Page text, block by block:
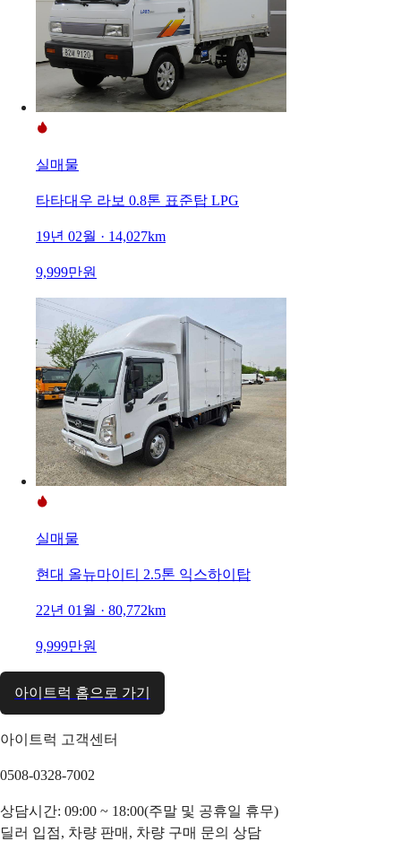
실매물
타타대우 라보 0.8톤 표준탑 LPG
19년 02월 · 14,027km
9,999만원
실매물
현대 올뉴마이티 2.5톤 익스하이탑
22년 01월 · 80,772km
9,999만원
아이트럭 홈으로 가기
아이트럭 고객센터
0508-0328-7002
상담시간: 09:00 ~ 18:00(주말 및 공휴일 휴무)
딜러 입점, 차량 판매, 차량 구매 문의 상담